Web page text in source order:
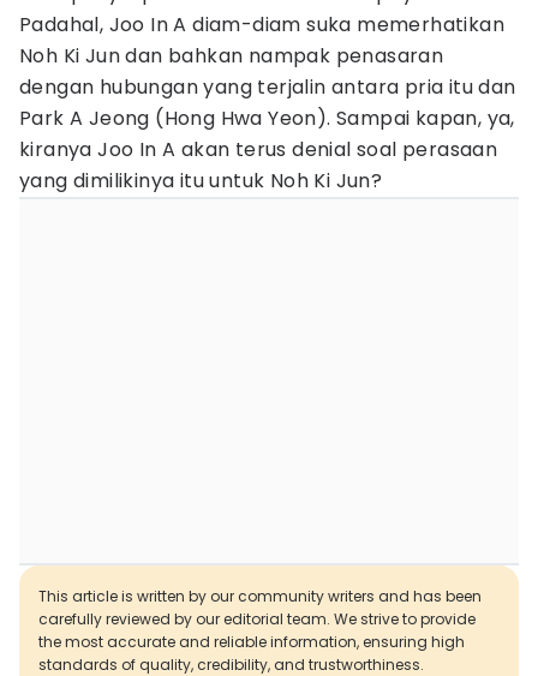
Padahal, Joo In A diam-diam suka memerhatikan
Noh Ki Jun dan bahkan nampak penasaran
dengan hubungan yang terjalin antara pria itu dan
Park A Jeong (Hong Hwa Yeon). Sampai kapan, ya,
kiranya Joo In A akan terus denial soal perasaan
yang dimilikinya itu untuk Noh Ki Jun?
This article is written by our community writers and has been
carefully reviewed by our editorial team. We strive to provide
the most accurate and reliable information, ensuring high
standards of quality, credibility, and trustworthiness.